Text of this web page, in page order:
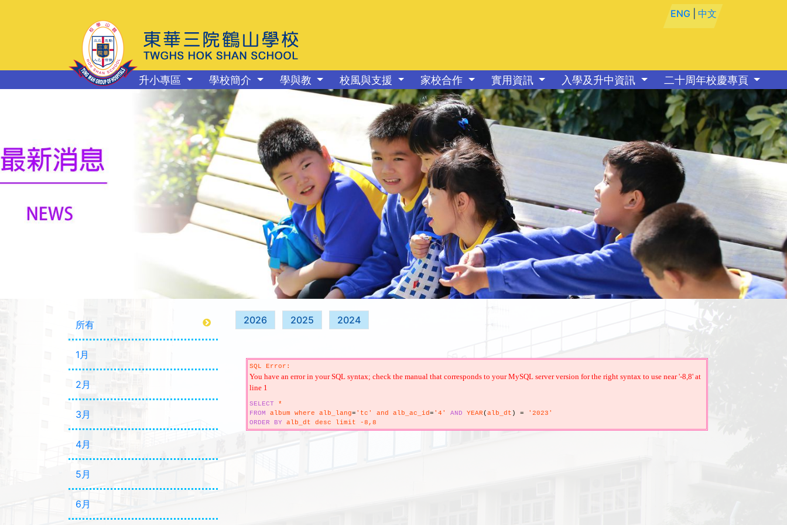
ENG |中文
升小專區 學校簡介 學與教 校風與支援 家校合作 實用資訊 入學及升中資訊 二十周年校慶專頁
所有
1月
2月
3月
4月
5月
6月
2026 2025 2024
SQL Error:
You have an error in your SQL syntax; check the manual that corresponds to your MySQL server version for the right syntax to use near '-8,8' at
line 1
SELECT *
FROM album where alb_lang= 'tc' and alb_ac_id= '4' AND YEAR(alb_dt ) = '2023'
ORDER
BY alb_dt desc limit -8,8